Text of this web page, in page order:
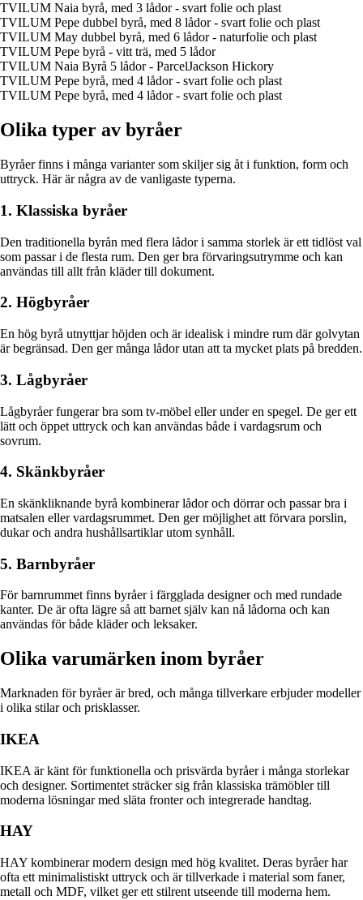
TVILUM Naia byrå, med 3 lådor - svart folie och plast
TVILUM Pepe dubbel byrå, med 8 lådor - svart folie och plast
TVILUM May dubbel byrå, med 6 lådor - naturfolie och plast
TVILUM Pepe byrå - vitt trä, med 5 lådor
TVILUM Naia Byrå 5 lådor - ParcelJackson Hickory
TVILUM Pepe byrå, med 4 lådor - svart folie och plast
TVILUM Pepe byrå, med 4 lådor - svart folie och plast
Olika typer av byråer
Byråer finns i många varianter som skiljer sig åt i funktion, form och
uttryck. Här är några av de vanligaste typerna.
1. Klassiska byråer
Den traditionella byrån med flera lådor i samma storlek är ett tidlöst val
som passar i de flesta rum. Den ger bra förvaringsutrymme och kan
användas till allt från kläder till dokument.
2. Högbyråer
En hög byrå utnyttjar höjden och är idealisk i mindre rum där golvytan
är begränsad. Den ger många lådor utan att ta mycket plats på bredden.
3. Lågbyråer
Lågbyråer fungerar bra som tv-möbel eller under en spegel. De ger ett
lätt och öppet uttryck och kan användas både i vardagsrum och
sovrum.
4. Skänkbyråer
En skänkliknande byrå kombinerar lådor och dörrar och passar bra i
matsalen eller vardagsrummet. Den ger möjlighet att förvara porslin,
dukar och andra hushållsartiklar utom synhåll.
5. Barnbyråer
För barnrummet finns byråer i färgglada designer och med rundade
kanter. De är ofta lägre så att barnet själv kan nå lådorna och kan
användas för både kläder och leksaker.
Olika varumärken inom byråer
Marknaden för byråer är bred, och många tillverkare erbjuder modeller
i olika stilar och prisklasser.
IKEA
IKEA är känt för funktionella och prisvärda byråer i många storlekar
och designer. Sortimentet sträcker sig från klassiska trämöbler till
moderna lösningar med släta fronter och integrerade handtag.
HAY
HAY kombinerar modern design med hög kvalitet. Deras byråer har
ofta ett minimalistiskt uttryck och är tillverkade i material som faner,
metall och MDF, vilket ger ett stilrent utseende till moderna hem.